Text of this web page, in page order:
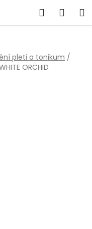
Hledat
pleti a tonikum /
ORCHID